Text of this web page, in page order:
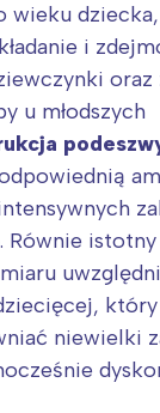
wieku
i
u młodszych
Równie
który
niewielki